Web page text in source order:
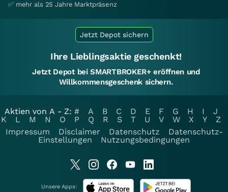
✅ mehr als 25 Jahre Marktpräsenz
Jetzt Depot sichern
Ihre Lieblingsaktie geschenkt!
Jetzt Depot bei SMARTBROKER+ eröffnen und
Willkommensgeschenk sichern.
Aktien von A - Z: # A B C D E F G H I
J
K
L M N O P Q R S T U V W X Y
Z
Impressum
Disclaimer Datenschutz
Datenschutz-
Einstellungen
Nutzungsbedingungen
Unsere Apps: